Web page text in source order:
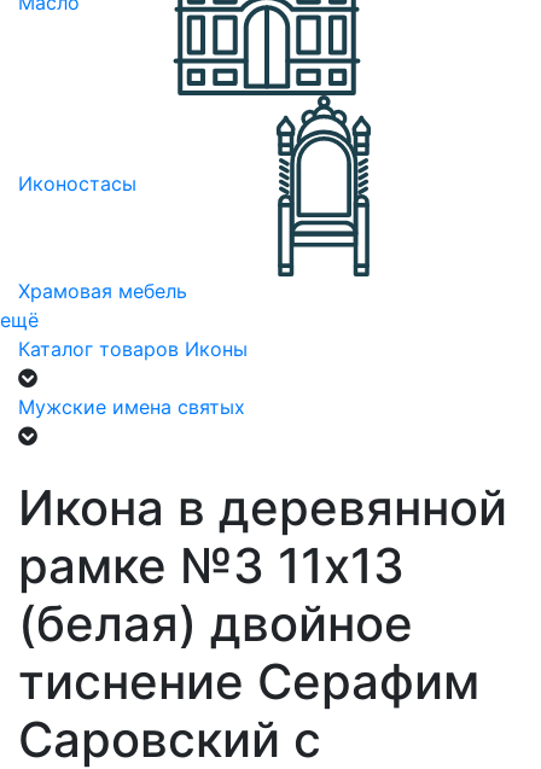
Иконостасы
Храмовая мебель
ещё
Каталог товаров Иконы
Мужские имена святых
Икона в деревянной
рамке №3 11х13
(белая) двойное
тиснение Серафим
Саровский с